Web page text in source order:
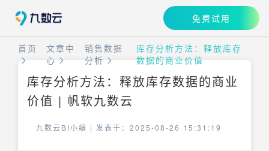
免费试用
首页
文章中
心
销售数据
分析
库存分析方法：释放库存
数据的商业价值
库存分析方法：释放库存数据的商业
价值 | 帆软九数云
九数云BI小编 | 发表于：2025-08-26 15:31:19